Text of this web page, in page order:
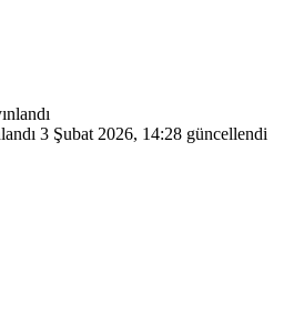
3 Şubat 2026, 14:28 güncellendi